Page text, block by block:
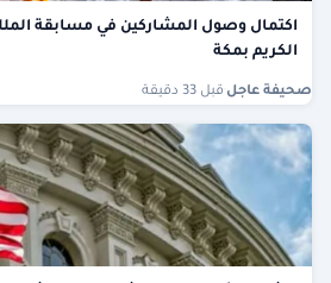
اكتمال وصول المشاركين في مسابقة الملك
الكريم بمكة
صحيفة عاجل قبل 33 دقيقة